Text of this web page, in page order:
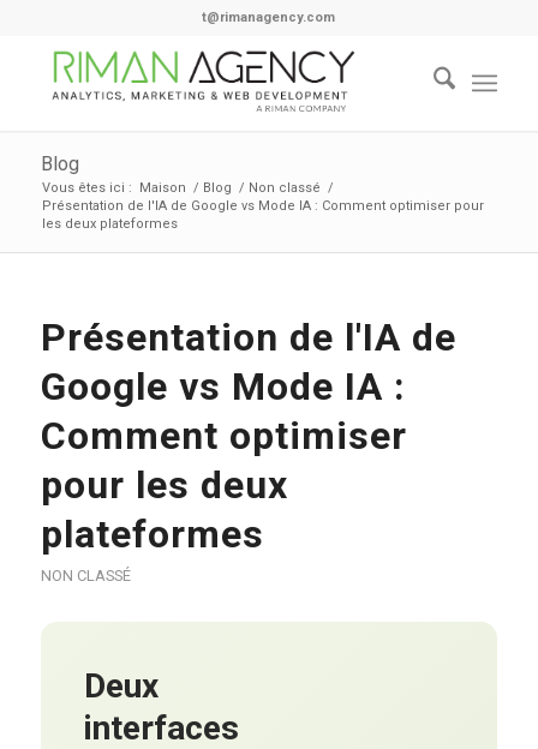
t@rimanagency.com
Blog
Vous êtes ici : Maison / Blog / Non classé /
Présentation de l'IA de Google vs Mode IA : Comment optimiser pour
les deux plateformes
Présentation de l'IA de
Google vs Mode IA :
Comment optimiser
pour les deux
plateformes
NON CLASSÉ
Deux
interfaces